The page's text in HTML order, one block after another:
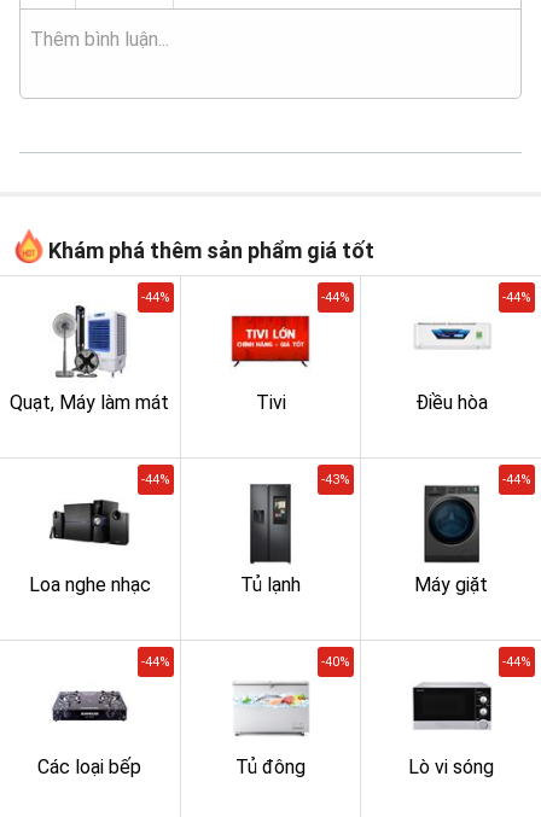
Khám phá thêm sản phẩm giá tốt
Quạt, Máy làm mát
-44%
Tivi
-44%
Điều hòa
-44%
Loa nghe nhạc
-44%
Tủ lạnh
-43%
Máy giặt
-44%
Các loại bếp
-44%
Tủ đông
-40%
Lò vi sóng
-44%